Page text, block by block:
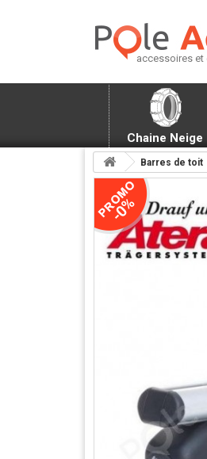
accessoires et
Chaine Neige
Barres de toit
-0%